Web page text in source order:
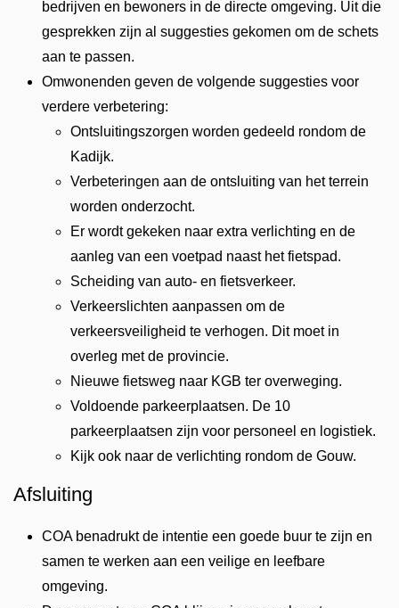
bedrijven en bewoners in de directe omgeving. Uit die
gesprekken zijn al suggesties gekomen om de schets
aan te passen.
Omwonenden geven de volgende suggesties voor
verdere verbetering:
Ontsluitingszorgen worden gedeeld rondom de
Kadijk.
Verbeteringen aan de ontsluiting van het terrein
worden onderzocht.
Er wordt gekeken naar extra verlichting en de
aanleg van een voetpad naast het fietspad.
Scheiding van auto- en fietsverkeer.
Verkeerslichten aanpassen om de
verkeersveiligheid te verhogen. Dit moet in
overleg met de provincie.
Nieuwe fietsweg naar KGB ter overweging.
Voldoende parkeerplaatsen. De 10
parkeerplaatsen zijn voor personeel en logistiek.
Kijk ook naar de verlichting rondom de Gouw.
Afsluiting
COA benadrukt de intentie een goede buur te zijn en
samen te werken aan een veilige en leefbare
omgeving.